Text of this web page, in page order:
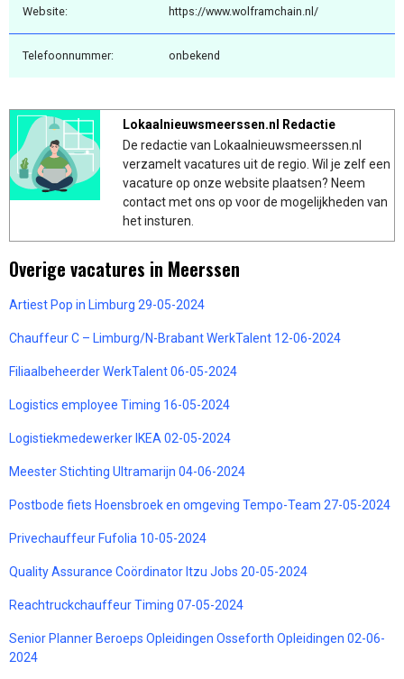
Website: https://www.wolframchain.nl/
Telefoonnummer: onbekend
Lokaalnieuwsmeerssen.nl Redactie
De redactie van Lokaalnieuwsmeerssen.nl
verzamelt vacatures uit de regio. Wil je zelf een
vacature op onze website plaatsen? Neem
contact met ons op voor de mogelijkheden van
het insturen.
Overige vacatures in Meerssen
Artiest Pop in Limburg 29-05-2024
Chauffeur C – Limburg/N-Brabant WerkTalent 12-06-2024
Filiaalbeheerder WerkTalent 06-05-2024
Logistics employee Timing 16-05-2024
Logistiekmedewerker IKEA 02-05-2024
Meester Stichting Ultramarijn 04-06-2024
Postbode fiets Hoensbroek en omgeving Tempo-Team 27-05-2024
Privechauffeur Fufolia 10-05-2024
Quality Assurance Coördinator Itzu Jobs 20-05-2024
Reachtruckchauffeur Timing 07-05-2024
Senior Planner Beroeps Opleidingen Osseforth Opleidingen 02-06-
2024